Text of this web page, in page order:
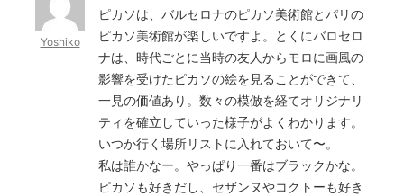
Yoshiko
ピカソは、バルセロナのピカソ美術館とパリの
ピカソ美術館が楽しいですよ。とくにバロセロ
ナは、時代ごとに当時の友人からモロに画風の
影響を受けたピカソの絵を見ることができて、
一見の価値あり。数々の模倣を経てオリジナリ
ティを確立していった様子がよくわかります。
いつか行く場所リストに入れておいて〜。
私は誰かなー。やっぱり一番はブラックかな。
ピカソも好きだし、セザンヌやコクトーも好き